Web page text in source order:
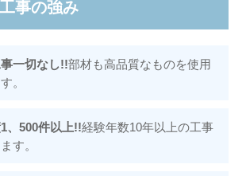
事の強み
一切なし!!部材も高品質なものを使用
。
、500件以上!!経験年数10年以上の工事
す。